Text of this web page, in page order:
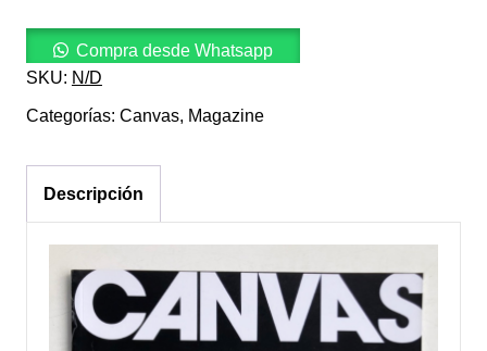
cantidadCompra desde Whatsapp
SKU: N/D
Categorías: Canvas, Magazine
Descripción